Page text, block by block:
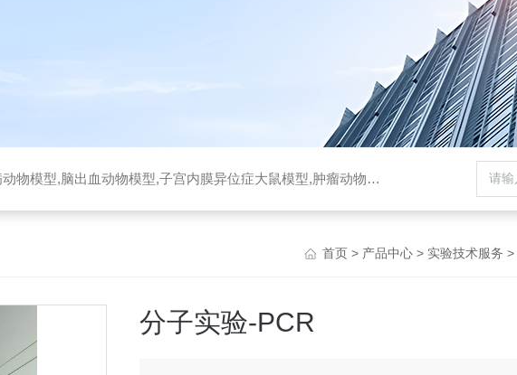
模型,脑出血动物模型,子宫内膜异位症大鼠模型,肿瘤动物模型
首页 > 产品中心 > 实验技术服务 >
分子实验-PCR